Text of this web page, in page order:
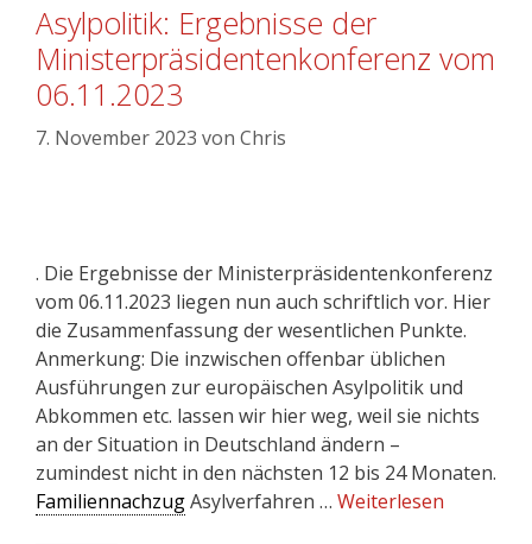
Asylpolitik: Ergebnisse der
Ministerpräsidentenkonferenz vom
06.11.2023
7. November 2023 von Chris
. Die Ergebnisse der Ministerpräsidentenkonferenz
vom 06.11.2023 liegen nun auch schriftlich vor. Hier
die Zusammenfassung der wesentlichen Punkte.
Anmerkung: Die inzwischen offenbar üblichen
Ausführungen zur europäischen Asylpolitik und
Abkommen etc. lassen wir hier weg, weil sie nichts
an der Situation in Deutschland ändern –
zumindest nicht in den nächsten 12 bis 24 Monaten.
FamiliennachzugAsylverfahren … Weiterlesen